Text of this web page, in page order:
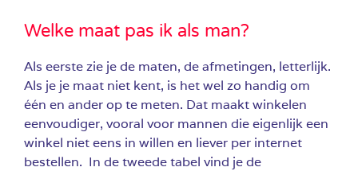
Welke maat pas ik als man?
Als eerste zie je de maten, de afmetingen, letterlijk.
Als je je maat niet kent, is het wel zo handig om
één en ander op te meten. Dat maakt winkelen
eenvoudiger, vooral voor mannen die eigenlijk een
winkel niet eens in willen en liever per internet
bestellen. In de tweede tabel vind je de